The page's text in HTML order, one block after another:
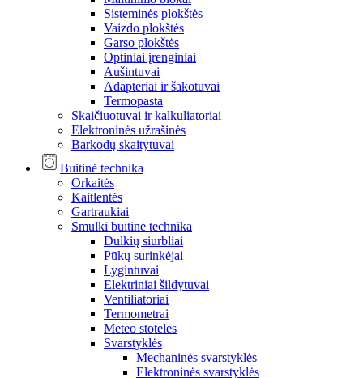
Sisteminės plokštės
Vaizdo plokštės
Garso plokštės
Optiniai įrenginiai
Aušintuvai
Adapteriai ir šakotuvai
Termopasta
Skaičiuotuvai ir kalkuliatoriai
Elektroninės užrašinės
Barkodų skaitytuvai
Buitinė technika
Orkaitės
Kaitlentės
Gartraukiai
Smulki buitinė technika
Dulkių siurbliai
Pūkų surinkėjai
Lygintuvai
Elektriniai šildytuvai
Ventiliatoriai
Termometrai
Meteo stotelės
Svarstyklės
Mechaninės svarstyklės
Elektroninės svarstyklės